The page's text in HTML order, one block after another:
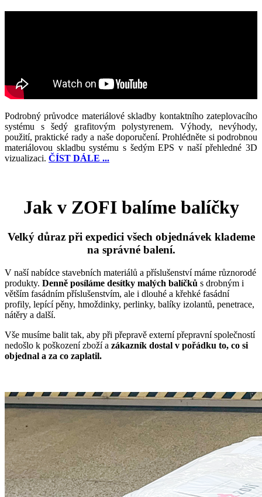
Podrobný průvodce materiálové skladby kontaktního zateplovacího
systému s šedý grafitovým polystyrenem. Výhody, nevýhody,
použití, praktické rady a naše doporučení. Prohlédněte si podrobnou
materiálovou skladbu systému s šedým EPS v naší přehledné 3D
vizualizaci. ČÍST DÁLE ...
Jak v ZOFI balíme balíčky
Velký důraz při expedici všech objednávek klademe
na správné balení.
V naší nabídce stavebních materiálů a příslušenství máme různorodé
produkty. Denně posíláme desítky malých balíčků s drobným i
větším fasádním příslušenstvím, ale i dlouhé a křehké fasádní
profily, lepící pěny, hmoždinky, perlinky, balíky izolantů, penetrace,
nátěry a další.
Vše musíme balit tak, aby při přepravě externí přepravní společností
nedošlo k poškození zboží a zákazník dostal v pořádku to, co si
objednal a za co zaplatil.